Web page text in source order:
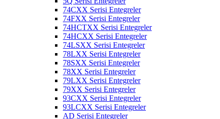
74CXX Serisi Entegreler
74FXX Serisi Entegreler
74HCTXX Serisi Entegreler
74HCXX Serisi Entegreler
74LSXX Serisi Entegreler
78LXX Serisi Entegreler
78SXX Serisi Entegreler
78XX Serisi Entegreler
79LXX Serisi Entegreler
79XX Serisi Entegreler
93CXX Serisi Entegreler
93LCXX Serisi Entegreler
AD Serisi Entegreler